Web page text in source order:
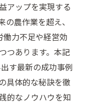
アップを実現する
農作業を超え、
力不足や経営効
つあります。本記
す最新の成功事例
具体的な秘訣を徹
的なノウハウを知